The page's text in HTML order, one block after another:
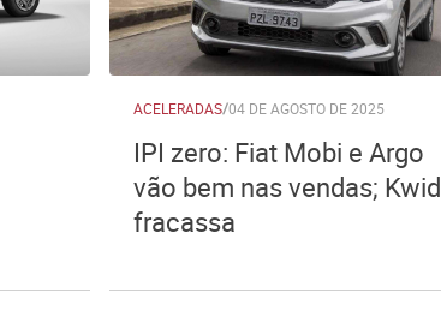
ACELERADAS/04 DE AGOSTO DE 2025
IPI zero: Fiat Mobi e Argo
vão bem nas vendas; Kwid
fracassa